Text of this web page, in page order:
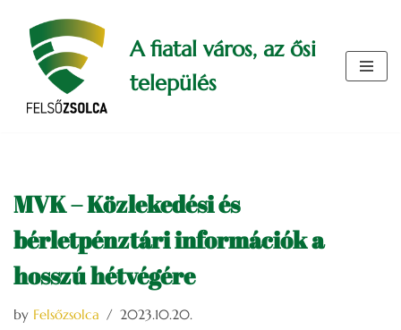
Skip
content
A fiatal város, az ősi
település
MVK – Közlekedési és
bérletpénztári információk a
hosszú hétvégére
by Felsőzsolca 2023.10.20.